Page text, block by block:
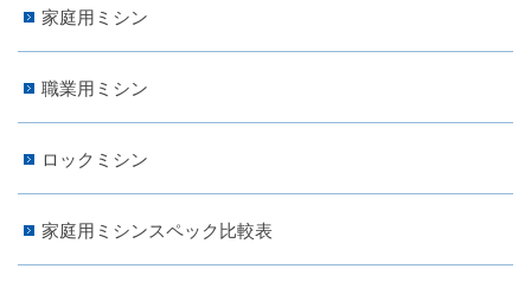
家庭用ミシン
職業用ミシン
ロックミシン
家庭用ミシンスペック比較表